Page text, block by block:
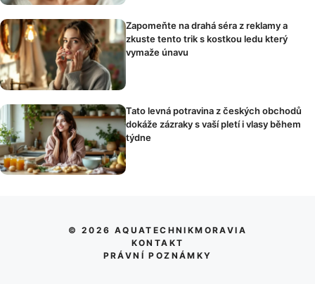
Zapomeňte na drahá séra z reklamy a
zkuste tento trik s kostkou ledu který
vymaže únavu
Tato levná potravina z českých obchodů
dokáže zázraky s vaší pletí i vlasy během
týdne
© 2026 AQUATECHNIKMORAVIA
KONTAKT
PRÁVNÍ POZNÁMKY